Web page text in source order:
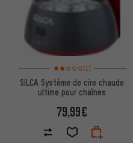
Note moyenne : 2 sur 5
(1)
SILCA Système de cire chaude
ultime pour chaînes
79,99€